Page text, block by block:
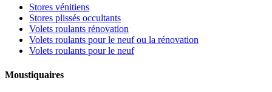
Stores vénitiens
Stores plissés occultants
Volets roulants rénovation
Volets roulants pour le neuf ou la rénovation
Volets roulants pour le neuf
Moustiquaires